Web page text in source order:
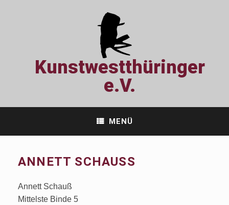
Kunstwestthüringer
e.V.
MENÜ
ANNETT SCHAUSS
Annett Schauß
Mittelste Binde 5